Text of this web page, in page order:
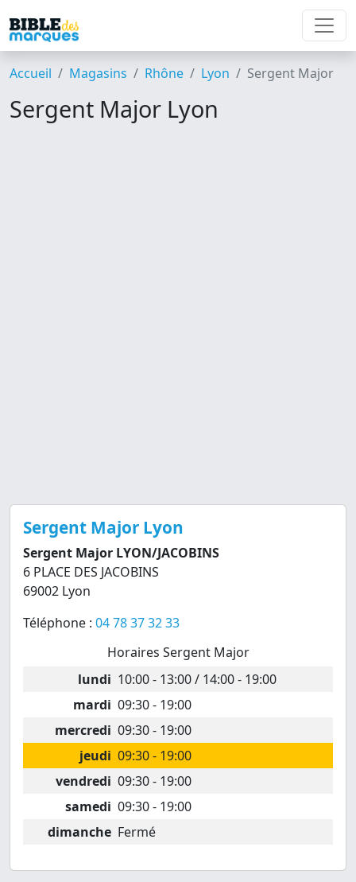
Accueil Magasins Rhône Lyon Sergent Major
Sergent Major Lyon
Sergent Major Lyon
Sergent Major LYON/JACOBINS
6 PLACE DES JACOBINS
69002 Lyon
Téléphone : 04 78 37 32 33
Horaires Sergent Major
lundi 10:00 - 13:00 / 14:00 - 19:00
mardi 09:30 - 19:00
mercredi 09:30 - 19:00
jeudi 09:30 - 19:00
vendredi 09:30 - 19:00
samedi 09:30 - 19:00
dimanche Fermé